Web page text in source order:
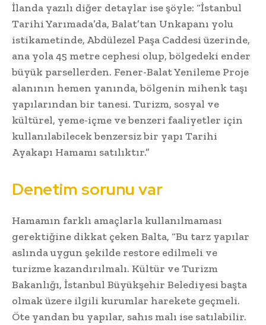
İlanda yazılı diğer detaylar ise şöyle: “İstanbul
Tarihi Yarımada’da, Balat’tan Unkapanı yolu
istikametinde, Abdülezel Paşa Caddesi üzerinde,
ana yola 45 metre cephesi olup, bölgedeki ender
büyük parsellerden. Fener-Balat Yenileme Proje
alanının hemen yanında, bölgenin mihenk taşı
yapılarından bir tanesi. Turizm, sosyal ve
kültürel, yeme-içme ve benzeri faaliyetler için
kullanılabilecek benzersiz bir yapı Tarihi
Ayakapı Hamamı satılıktır.”
Denetim sorunu var
Hamamın farklı amaçlarla kullanılmaması
gerektiğine dikkat çeken Balta, “Bu tarz yapılar
aslında uygun şekilde restore edilmeli ve
turizme kazandırılmalı. Kültür ve Turizm
Bakanlığı, İstanbul Büyükşehir Belediyesi başta
olmak üzere ilgili kurumlar harekete geçmeli.
Öte yandan bu yapılar, sahıs malı ise satılabilir.